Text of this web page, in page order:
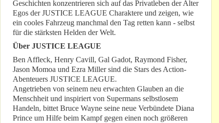
Geschichten konzentrieren sich auf das Privatleben der Alter
Egos der JUSTICE LEAGUE Charaktere und zeigen, wie
ein cooles Fahrzeug manchmal den Tag retten kann - selbst
für die stärksten Helden der Welt.
Über JUSTICE LEAGUE
Ben Affleck, Henry Cavill, Gal Gadot, Raymond Fisher,
Jason Momoa und Ezra Miller sind die Stars des Action-
Abenteuers JUSTICE LEAGUE.
Angetrieben von seinem neu erwachten Glauben an die
Menschheit und inspiriert von Supermans selbstlosem
Handeln, bittet Bruce Wayne seine neue Verbündete Diana
Prince um Hilfe beim Kampf gegen einen noch größeren